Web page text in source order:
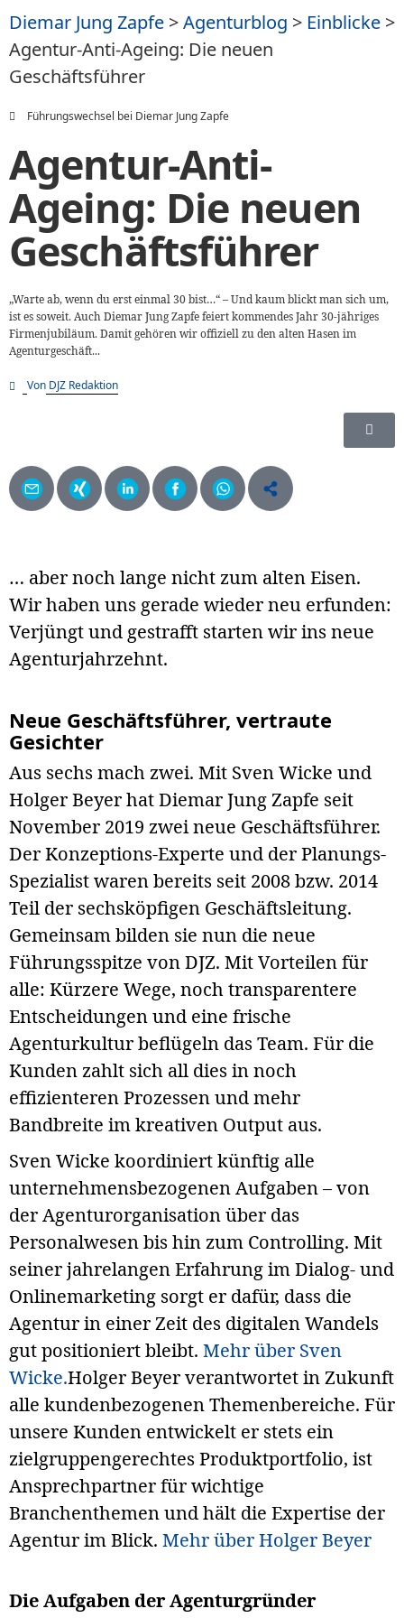
Diemar Jung Zapfe >Agenturblog > Einblicke >
Agentur-Anti-Ageing: Die neuen
Geschäftsführer
Führungswechsel bei Diemar Jung Zapfe
Agentur-Anti-
Ageing: Die neuen
Geschäftsführer
„Warte ab, wenn du erst einmal 30 bist…“ – Und kaum blickt man sich um,
ist es soweit. Auch Diemar Jung Zapfe feiert kommendes Jahr 30-jähriges
Firmenjubiläum. Damit gehören wir offiziell zu den alten Hasen im
Agenturgeschäft...
Von DJZ Redaktion
… aber noch lange nicht zum alten Eisen.
Wir haben uns gerade wieder neu erfunden:
Verjüngt und gestrafft starten wir ins neue
Agenturjahrzehnt.
Neue Geschäfts­führer, vertraute
Gesichter
Aus sechs mach zwei. Mit Sven Wicke und
Holger Beyer hat Diemar Jung Zapfe seit
November 2019 zwei neue Geschäftsführer.
Der Konzeptions-Experte und der Planungs-
Spezialist waren bereits seit 2008 bzw. 2014
Teil der sechsköpfigen Geschäfts­leitung.
Gemeinsam bilden sie nun die neue
Führungsspitze von DJZ. Mit Vorteilen für
alle: Kürzere Wege, noch transparentere
Entscheidungen und eine frische
Agenturkultur beflügeln das Team. Für die
Kunden zahlt sich all dies in noch
effizienteren Prozessen und mehr
Bandbreite im kreativen Output aus.
Sven Wicke koordiniert künftig alle
unternehmensbezogenen Aufgaben – von
der Agenturorganisation über das
Personalwesen bis hin zum Controlling. Mit
seiner jahrelangen Erfahrung im Dialog- und
Online­marketing sorgt er dafür, dass die
Agentur in einer Zeit des digitalen Wandels
gut positioniert bleibt. Mehr über Sven
Wicke.Holger Beyer verantwortet in Zukunft
alle kundenbezogenen Themen­bereiche. Für
unsere Kunden entwickelt er stets ein
zielgruppen­gerechtes Produkt­portfolio, ist
Ansprechpartner für wichtige
Branchenthemen und hält die Expertise der
Agentur im Blick. Mehr über Holger Beyer
Die Aufgaben der Agenturgründer